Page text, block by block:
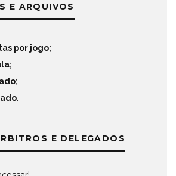
E ARQUIVOS
por jogo;
;
;
.
E DELEGADOS